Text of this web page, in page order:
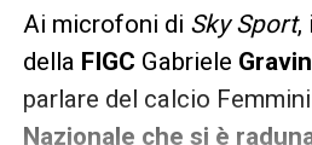
Ai microfoni di Sky Sport,
della FIGC Gabriele
parlare del calcio
Nazionale che si è